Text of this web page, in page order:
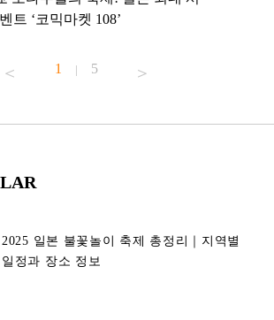
트 ‘코믹마켓 108’
1 | 5
2025 일본 불꽃놀이 축제 총정리｜지역별
일정과 장소 정보